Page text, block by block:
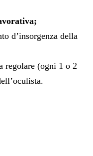
d’insorgenza della
regolare (ogni 1 o 2